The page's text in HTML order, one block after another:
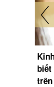
biết